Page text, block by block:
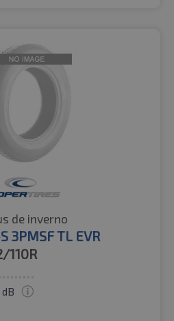
de inverno
3PMSF TL EVR
110R
dB